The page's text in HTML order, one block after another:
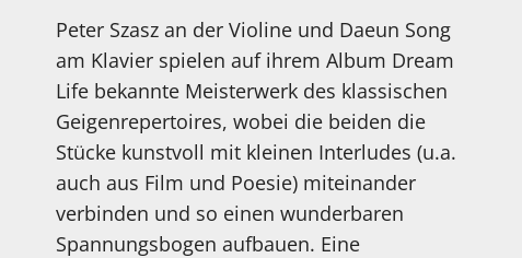
Peter Szasz an der Violine und Daeun Song
am Klavier spielen auf ihrem Album Dream
Life bekannte Meisterwerk des klassischen
Geigenrepertoires, wobei die beiden die
Stücke kunstvoll mit kleinen Interludes (u.a.
auch aus Film und Poesie) miteinander
verbinden und so einen wunderbaren
Spannungsbogen aufbauen. Eine